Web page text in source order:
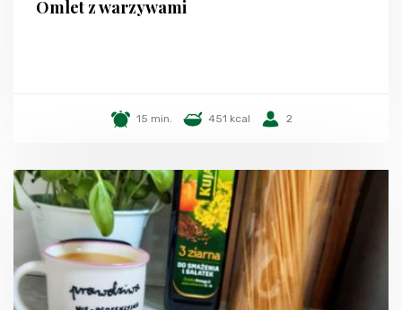
Omlet z warzywami
15 min. 451 kcal 2